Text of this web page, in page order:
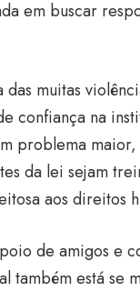
em buscar
muitas
confiança na
problema
da lei sejam
aos direitos
de amigos e
também está se